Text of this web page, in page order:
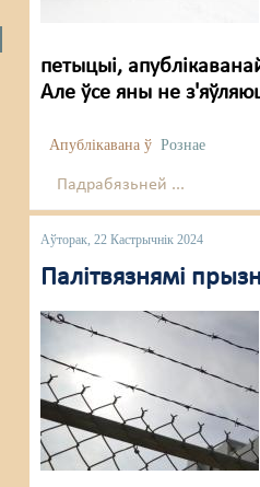
петыцыі,
Але ўсе яны не
Апублікавана ў Рознае
Падрабязьней ...
Аўторак, 22 Кастрычнік 2024
Палітвязнямі